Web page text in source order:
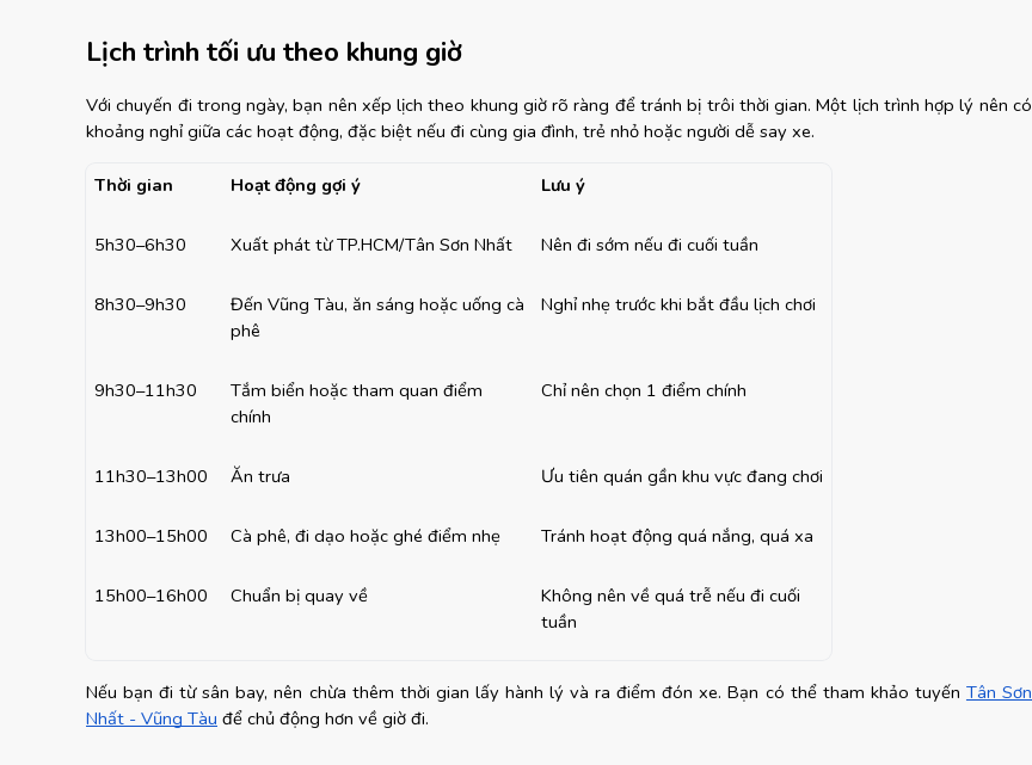
Lịch trình tối ưu theo khung giờ
Với chuyến đi trong ngày, bạn nên xếp lịch theo khung giờ rõ ràng để tránh bị trôi thời gian. Một lịch trình hợp lý nên có
khoảng nghỉ giữa các hoạt động, đặc biệt nếu đi cùng gia đình, trẻ nhỏ hoặc người dễ say xe.
Thời gian Hoạt động gợi ý Lưu ý
5h30–6h30 Xuất phát từ TP.HCM/Tân Sơn Nhất Nên đi sớm nếu đi cuối tuần
8h30–9h30
Đến Vũng Tàu, ăn sáng hoặc uống cà
phê
Nghỉ nhẹ trước khi bắt đầu lịch chơi
9h30–11h30
Tắm biển hoặc tham quan điểm
chính
Chỉ nên chọn 1 điểm chính
11h30–13h00 Ăn trưa Ưu tiên quán gần khu vực đang chơi
13h00–15h00 Cà phê, đi dạo hoặc ghé điểm nhẹ Tránh hoạt động quá nắng, quá xa
15h00–16h00 Chuẩn bị quay về
Không nên về quá trễ nếu đi cuối
tuần
Nếu bạn đi từ sân bay, nên chừa thêm thời gian lấy hành lý và ra điểm đón xe. Bạn có thể tham khảo tuyến Tân Sơn
Nhất - Vũng Tàu để chủ động hơn về giờ đi.